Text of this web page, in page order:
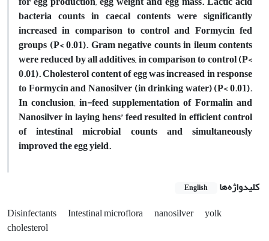
bacteria counts in caecal contents were significantly
increased in comparison to control and Formycin fed
groups (P< 0.01). Gram negative counts in ileum contents
were reduced by all additives, in comparison to control (P<
0.01). Cholesterol content of egg was increased in response
to Formycin and Nanosilver (in drinking water) (P< 0.01).
In conclusion, in-feed supplementation of Formalin and
Nanosilver in laying hens’ feed resulted in efficient control
of intestinal microbial counts and simultaneously
improved the egg yield.
کلیدواژه‌ها English
Disinfectants Intestinal microflora nanosilver yolk
cholesterol